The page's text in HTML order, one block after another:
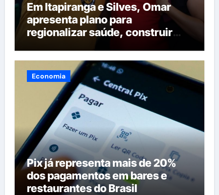
Em Itapiranga e Silves, Omar
apresenta plano para
regionalizar saúde, construir
maternidades e hospital regional
em Itacoatiara
Economia
Pix já representa mais de 20%
dos pagamentos em bares e
restaurantes do Brasil